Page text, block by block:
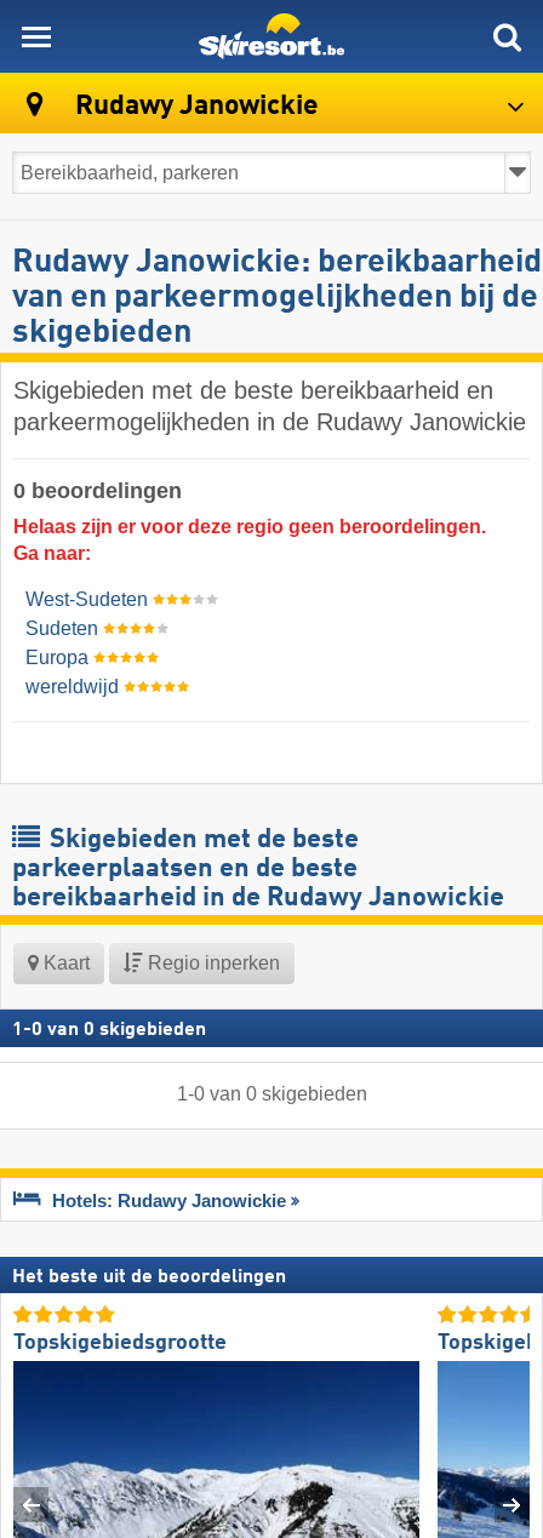
Rudawy Janowickie
Rudawy Janowickie: bereikbaarheid
van en parkeermogelijkheden bij de
skigebieden
Skigebieden met de beste bereikbaarheid en
parkeermogelijkheden in de Rudawy Janowickie
0 beoordelingen
Helaas zijn er voor deze regio geen beroordelingen.
Ga naar:
West-Sudeten
Sudeten
Europa
wereldwijd
Skigebieden met de beste
parkeerplaatsen en de beste
bereikbaarheid in de Rudawy Janowickie
Kaart Regio inperken
1 -0 van 0 skigebieden
1-0van 0 skigebieden
Hotels: Rudawy Janowickie
Het beste uit de beoordelingen
Topskigebiedsgrootte